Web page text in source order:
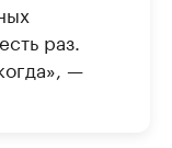
раз.
—